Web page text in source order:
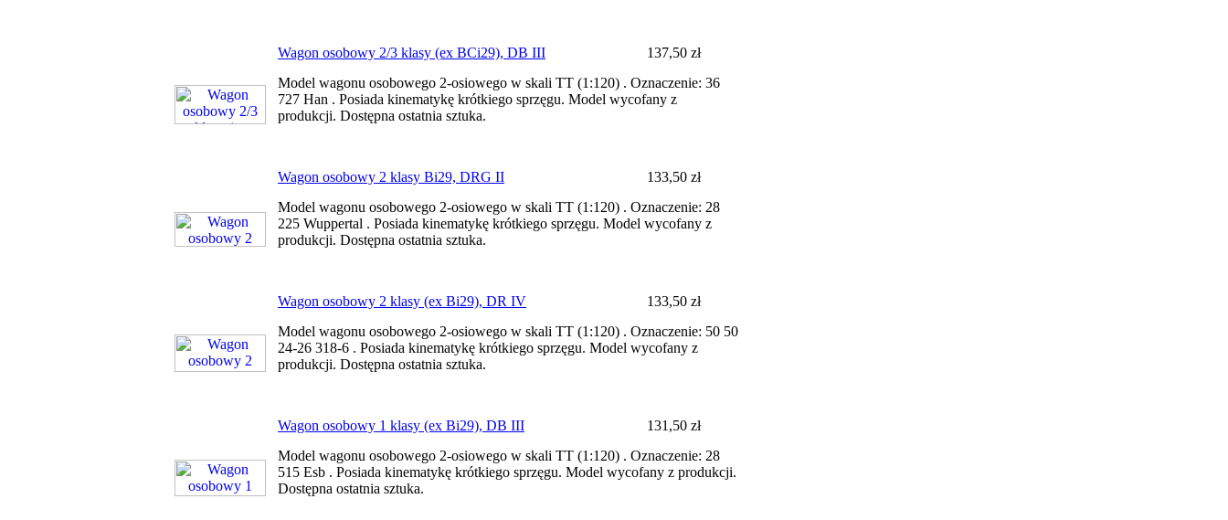
Wagon osobowy 2/3 klasy (ex BCi29), DB III
137,50 zł
Model wagonu osobowego 2-osiowego w skali TT (1:120) . Oznaczenie: 36
727 Han . Posiada kinematykę krótkiego sprzęgu. Model wycofany z
produkcji. Dostępna ostatnia sztuka.
Wagon osobowy 2 klasy Bi29, DRG II
133,50 zł
Model wagonu osobowego 2-osiowego w skali TT (1:120) . Oznaczenie: 28
225 Wuppertal . Posiada kinematykę krótkiego sprzęgu. Model wycofany z
produkcji. Dostępna ostatnia sztuka.
Wagon osobowy 2 klasy (ex Bi29), DR IV
133,50 zł
Model wagonu osobowego 2-osiowego w skali TT (1:120) . Oznaczenie: 50 50
24-26 318-6 . Posiada kinematykę krótkiego sprzęgu. Model wycofany z
produkcji. Dostępna ostatnia sztuka.
Wagon osobowy 1 klasy (ex Bi29), DB III
131,50 zł
Model wagonu osobowego 2-osiowego w skali TT (1:120) . Oznaczenie: 28
515 Esb . Posiada kinematykę krótkiego sprzęgu. Model wycofany z produkcji.
Dostępna ostatnia sztuka.